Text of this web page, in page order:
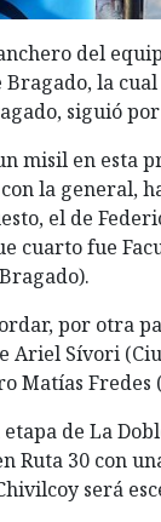
del
Bragado, la
siguió
misil en esta
la general,
el de
cuarto fue
por otra
Ariel Sívori
Matías Fredes
etapa de La
Ruta 30 con
será